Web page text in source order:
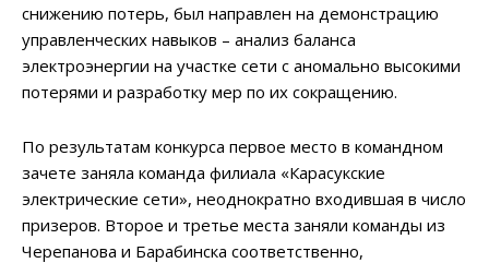
снижению потерь, был направлен на демонстрацию
управленческих навыков – анализ баланса
электроэнергии на участке сети с аномально высокими
потерями и разработку мер по их сокращению.
По результатам конкурса первое место в командном
зачете заняла команда филиала «Карасукские
электрические сети», неоднократно входившая в число
призеров. Второе и третье места заняли команды из
Черепанова и Барабинска соответственно,